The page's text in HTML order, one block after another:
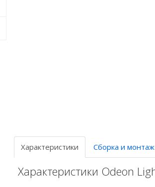
Характеристики Сборка и монтаж
Характеристики Odeon